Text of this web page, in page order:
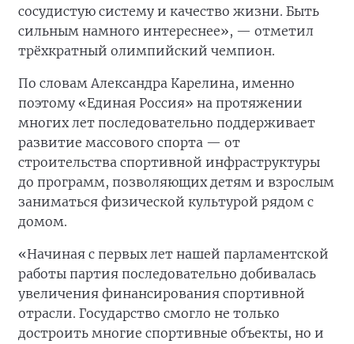
сосудистую систему и качество жизни. Быть
сильным намного интереснее», — отметил
трёхкратный олимпийский чемпион.
По словам Александра Карелина, именно
поэтому «Единая Россия» на протяжении
многих лет последовательно поддерживает
развитие массового спорта — от
строительства спортивной инфраструктуры
до программ, позволяющих детям и взрослым
заниматься физической культурой рядом с
домом.
«Начиная с первых лет нашей парламентской
работы партия последовательно добивалась
увеличения финансирования спортивной
отрасли. Государство смогло не только
достроить многие спортивные объекты, но и